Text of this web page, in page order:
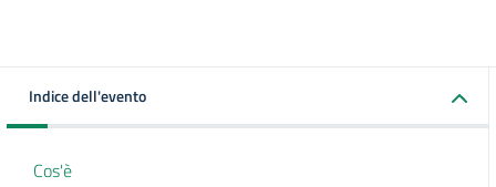
Indice dell'evento
Cos'è